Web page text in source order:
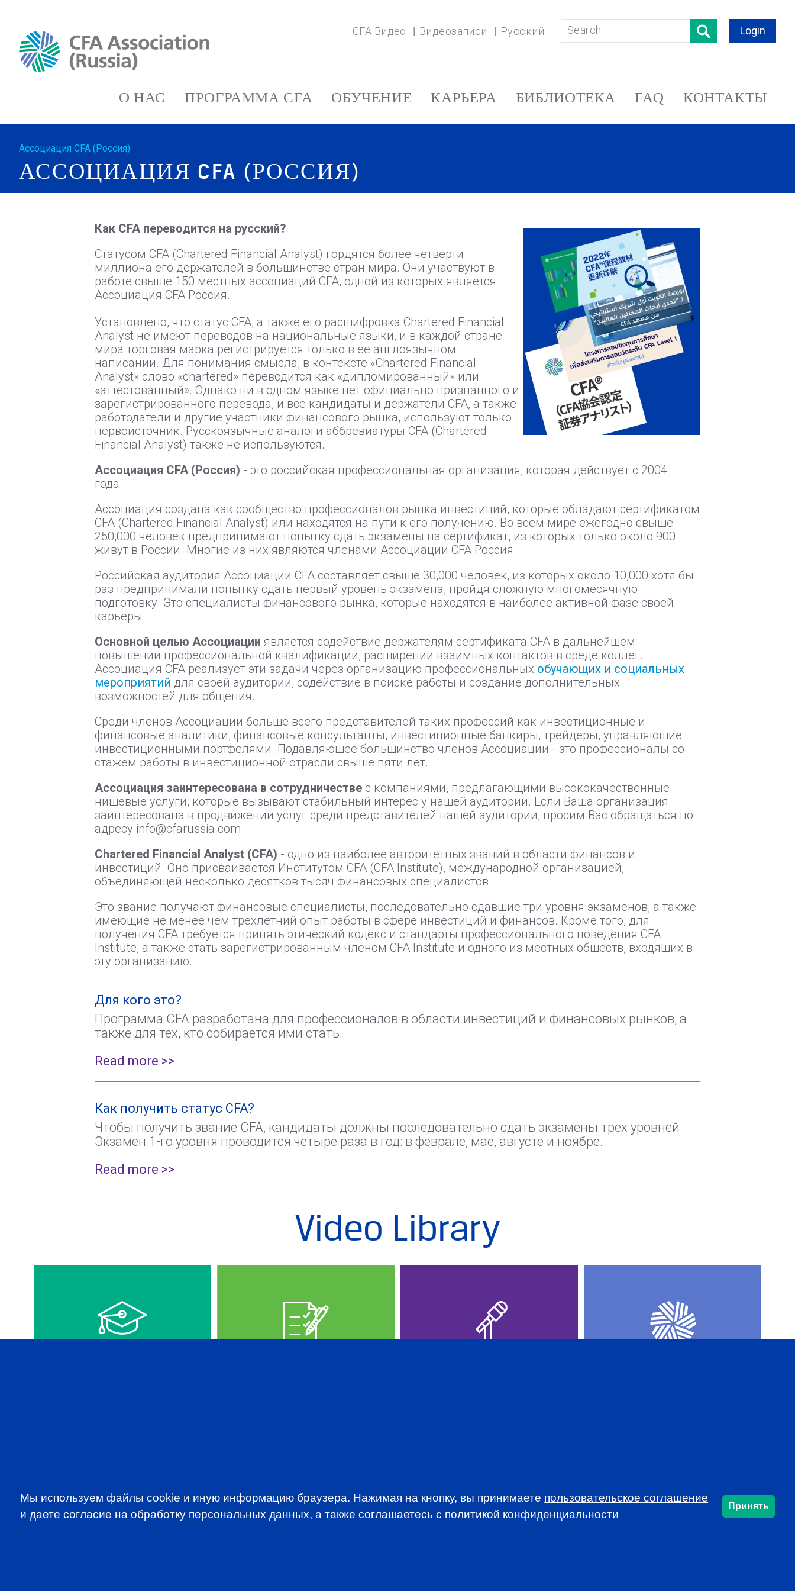
CFA Видео Видеозаписи Русский Login
О НАС ПРОГРАММА CFA ОБУЧЕНИЕ КАРЬЕРА БИБЛИОТЕКА FAQ КОНТАКТЫ
Ассоциация CFA (Россия)
АССОЦИАЦИЯ CFA (РОССИЯ)
Как CFA переводится на русский?
Статусом CFA (Chartered Financial Analyst) гордятся более четверти
миллиона его держателей в большинстве стран мира. Они участвуют в
работе свыше 150 местных ассоциаций CFA, одной из которых является
Ассоциация CFA Россия.
Установлено, что статус CFA, а также его расшифровка Chartered Financial
Analyst не имеют переводов на национальные языки, и в каждой стране
мира торговая марка регистрируется только в ее англоязычном
написании. Для понимания смысла, в контексте «Chartered Financial
Analyst» слово «chartered» переводится как «дипломированный» или
«аттестованный». Однако ни в одном языке нет официально признанного и
зарегистрированного перевода, и все кандидаты и держатели CFA, а также
работодатели и другие участники финансового рынка, используют только
первоисточник. Русскоязычные аналоги аббревиатуры CFA (Chartered
Financial Analyst) также не используются.
Ассоциация CFA (Россия) - это российская профессиональная организация, которая действует с 2004
года.
Ассоциация создана как сообщество профессионалов рынка инвестиций, которые обладают сертификатом
CFA (Chartered Financial Analyst) или находятся на пути к его получению. Во всем мире ежегодно свыше
250,000 человек предпринимают попытку сдать экзамены на сертификат, из которых только около 900
живут в России. Многие из них являются членами Ассоциации CFA Россия.
Российская аудитория Ассоциации CFA составляет свыше 30,000 человек, из которых около 10,000 хотя бы
раз предпринимали попытку сдать первый уровень экзамена, пройдя сложную многомесячную
подготовку. Это специалисты финансового рынка, которые находятся в наиболее активной фазе своей
карьеры.
Основной целью Ассоциации является содействие держателям сертификата CFA в дальнейшем
повышении профессиональной квалификации, расширении взаимных контактов в среде коллег.
Ассоциация CFA реализует эти задачи через организацию профессиональных обучающих и социальных
мероприятий для своей аудитории, содействие в поиске работы и создание дополнительных
возможностей для общения.
Среди членов Ассоциации больше всего представителей таких профессий как инвестиционные и
финансовые аналитики, финансовые консультанты, инвестиционные банкиры, трейдеры, управляющие
инвестиционными портфелями. Подавляющее большинство членов Ассоциации - это профессионалы со
стажем работы в инвестиционной отрасли свыше пяти лет.
Ассоциация заинтересована в сотрудничестве с компаниями, предлагающими высококачественные
нишевые услуги, которые вызывают стабильный интерес у нашей аудитории. Если Ваша организация
заинтересована в продвижении услуг среди представителей нашей аудитории, просим Вас обращаться по
адресу info@cfarussia.com
Chartered Financial Analyst (CFA) - одно из наиболее авторитетных званий в области финансов и
инвестиций. Оно присваивается Институтом CFA (CFA Institute), международной организацией,
объединяющей несколько десятков тысяч финансовых специалистов.
Это звание получают финансовые специалисты, последовательно сдавшие три уровня экзаменов, а также
имеющие не менее чем трехлетний опыт работы в сфере инвестиций и финансов. Кроме того, для
получения CFA требуется принять этический кодекс и стандарты профессионального поведения CFA
Institute, а также стать зарегистрированным членом CFA Institute и одного из местных обществ, входящих в
эту организацию.
Для кого это?
Программа CFA разработана для профессионалов в области инвестиций и финансовых рынков, а
также для тех, кто собирается ими стать.
Read more >>
Как получить статус CFA?
Чтобы получить звание CFA, кандидаты должны последовательно сдать экзамены трех уровней.
Экзамен 1-го уровня проводится четыре раза в год: в феврале, мае, августе и ноябре.
Read more >>
Video Library
SUBSCRIBE TO OUR NEWSLETTER
Мы используем файлы cookie и иную информацию браузера. Нажимая на кнопку, вы принимаете пользовательское соглашение
и даете согласие на обработку персональных данных, а также соглашаетесь c политикой конфиденциальности
Принять